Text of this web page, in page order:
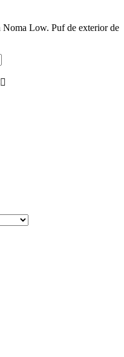
Low. Puf de exterior de
